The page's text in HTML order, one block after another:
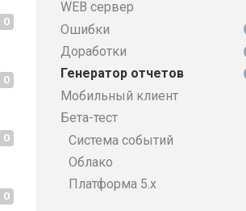
0
0
0
0
WEB сервер
Ошибки
Доработки
Генератор отчетов
Мобильный клиент
Бета-тест
Система событий
Облако
Платформа 5.х